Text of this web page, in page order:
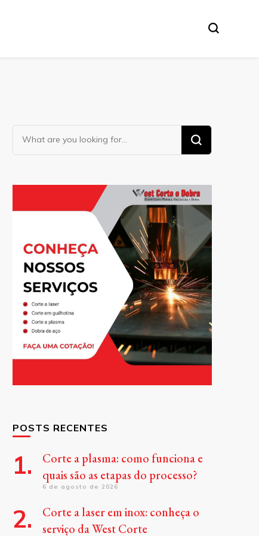
Looking
for
POSTS RECENTES
Corte a plasma: como funciona e
quais são as etapas do processo?
6 de agosto de 2026
Corte a laser em inox: conheça o
serviço da West Corte